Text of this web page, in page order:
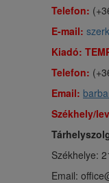
Telefon:
E-mail:
Kiadó:
Telefon:
Email:
Székhely/
Székhelye:
Email: